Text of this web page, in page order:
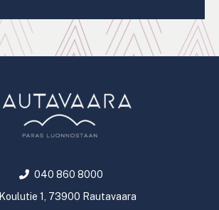
040 860 8000
Koulutie 1, 73900 Rautavaara